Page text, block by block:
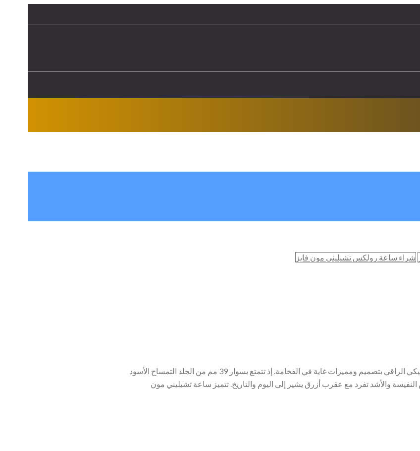
شراء ساعة رولكس تشيليني مون فايز
شراء ساعة رولكس تشيليني مون فايز تمتلك ساعة رولكس هذه الطابع الكلاسيكي الراقي بتصميم ومميزات غاية في الفخامة. إذ تتمتع بسوار 39 مم من الجلد التمساح الأسود